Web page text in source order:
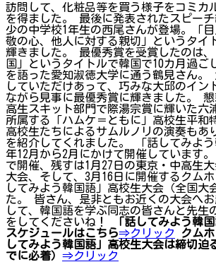
訪問して、化粧品等を買う様子をコミカ
を得ました。 最後に発表されたスピー
少の中学校1年生の西尾さんが登場。「
敬の心、他人に対する親切」というタイ
輝きました。 最優秀賞を受賞したのは
国」というタイトルで韓国で10カ月過ご
を語った愛知淑徳大学に通う鶴見さん。
していただけあって、巧みな大邱のイン
ながら見事に最優秀賞に輝きました。
高生スキット部門で際湯宗賞に輝いた六
所属する「ハムケ＝ともに」高校生平和
高校生たちによるサムルノリの演奏もあ
を紹介してくれました。 「話してみよ
年12月から2月にかけて開催しています
で開催、残すは1月27日の東京・中高生
大会、そして、3月16日に開催するクム
してみよう韓国語」高校生大会（全国大
た。 皆さん、是非ともお近くの大会へ
して、韓国語を学ぶ同志の皆さんと先生
をしてくださいね！
「話してみよう韓
スケジュールはこちら⇒クリック
クム
してみよう韓国語」高校生大会は締切迫
でに必着） ⇒クリック